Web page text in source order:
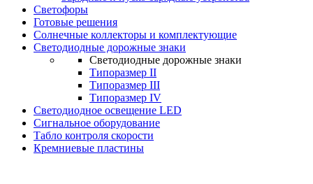
Светофоры
Готовые решения
Солнечные коллекторы и комплектующие
Светодиодные дорожные знаки
Светодиодные дорожные знаки
Типоразмер II
Типоразмер III
Типоразмер IV
Светодиодное освещение LED
Сигнальное оборудование
Табло контроля скорости
Кремниевые пластины